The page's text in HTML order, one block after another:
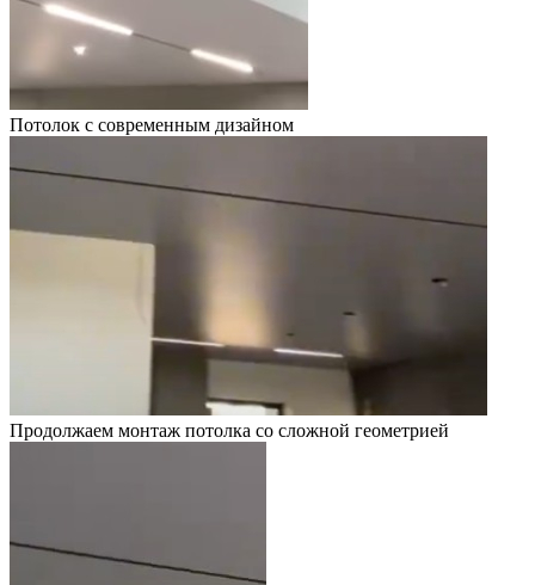
Потолок с современным дизайном
Продолжаем монтаж потолка со сложной геометрией